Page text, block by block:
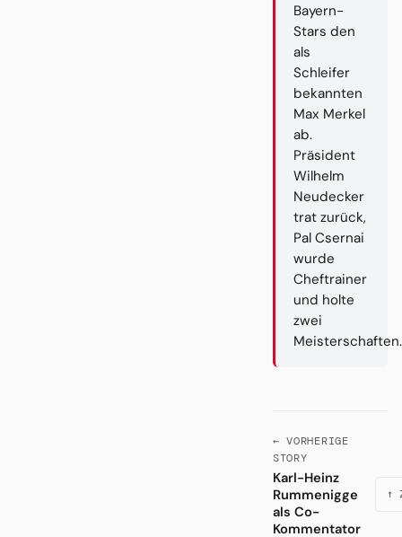
Bayern-
Stars den
als
Schleifer
bekannten
Max Merkel
ab.
Präsident
Wilhelm
Neudecker
trat zurück,
Pal Csernai
wurde
Cheftrainer
und holte
zwei
Meisterschaften.
← VORHERIGE
STORY
Karl-Heinz
Rummenigge
als Co-
Kommentator
↑